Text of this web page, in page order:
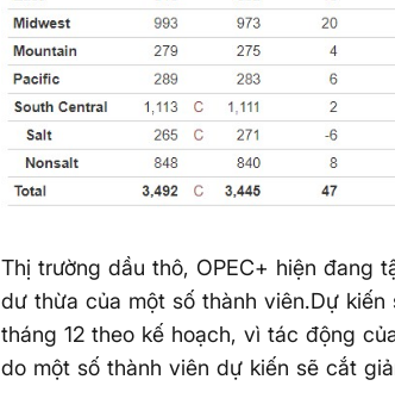
Thị trường dầu thô, OPEC+ hiện đang
dư thừa của một số thành viên.Dự
tháng 12 theo kế hoạch, vì tác động
do một số thành viên dự kiến sẽ cắt